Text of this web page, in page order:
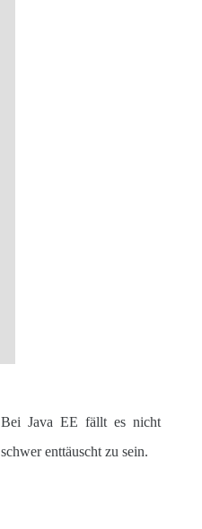
Bei Java EE fällt es nicht
schwer enttäuscht zu sein.